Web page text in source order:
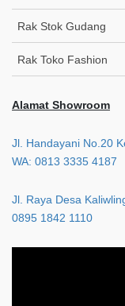
Rak Stok Gudang
Rak Toko Fashion
Alamat Showroom
Jl. Handayani No.20
WA: 0813 3335 4187
Jl. Raya Desa
0895 1842 1110